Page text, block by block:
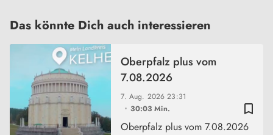
Das könnte Dich auch interessieren
bookmark_border
7. Aug. 202623:31
30:03 Min.
Oberpfalz plus vom
7.08.2026
Oberpfalz plus vom 7.08.2026